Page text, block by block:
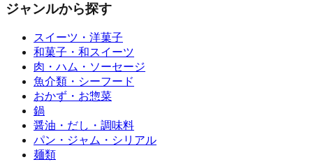
ジャンルから探す
スイーツ・洋菓子
和菓子・和スイーツ
肉・ハム・ソーセージ
魚介類・シーフード
おかず・お惣菜
鍋
醤油・だし・調味料
パン・ジャム・シリアル
麺類